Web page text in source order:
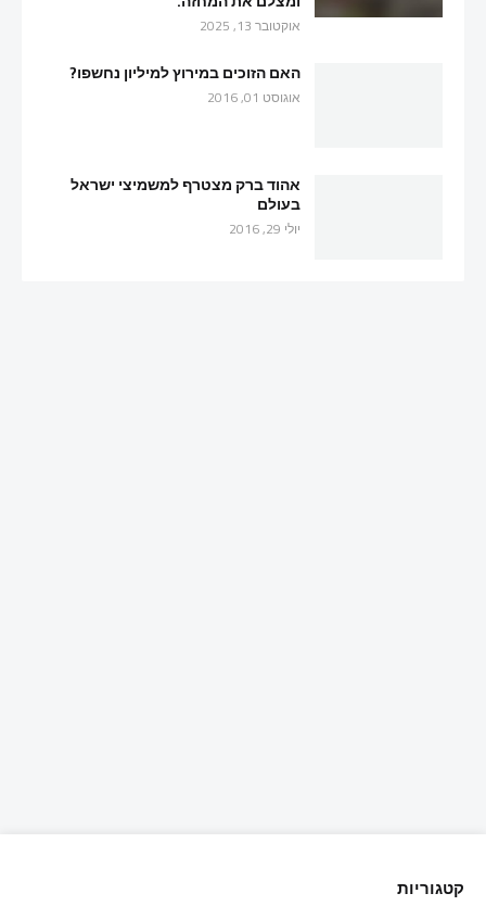
אוקטובר 13, 2025
האם הזוכים במירוץ למיליון נחשפו?
אוגוסט 01, 2016
אהוד ברק מצטרף למשמיצי ישראל
בעולם
יולי 29, 2016
קטגוריות